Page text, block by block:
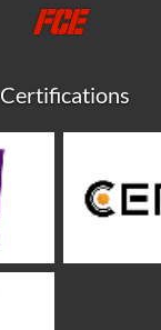
Certifications